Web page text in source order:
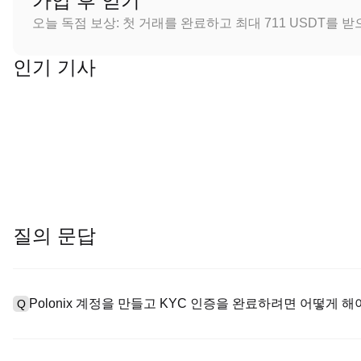
오늘 독점 보상: 첫 거래를 완료하고 최대 711 USDT를 받
인기 기사
질의 문답
Q Polonix 계정을 만들고 KYC 인증을 완료하려면 어떻게 해